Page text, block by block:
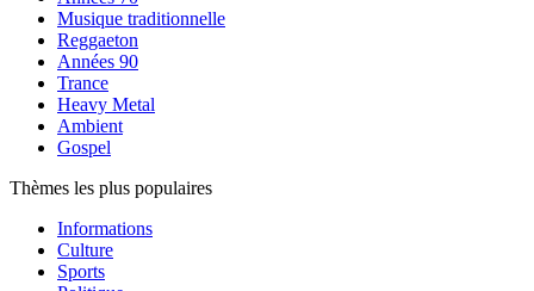
Musique traditionnelle
Reggaeton
Années 90
Trance
Heavy Metal
Ambient
Gospel
Thèmes les plus populaires
Informations
Culture
Sports